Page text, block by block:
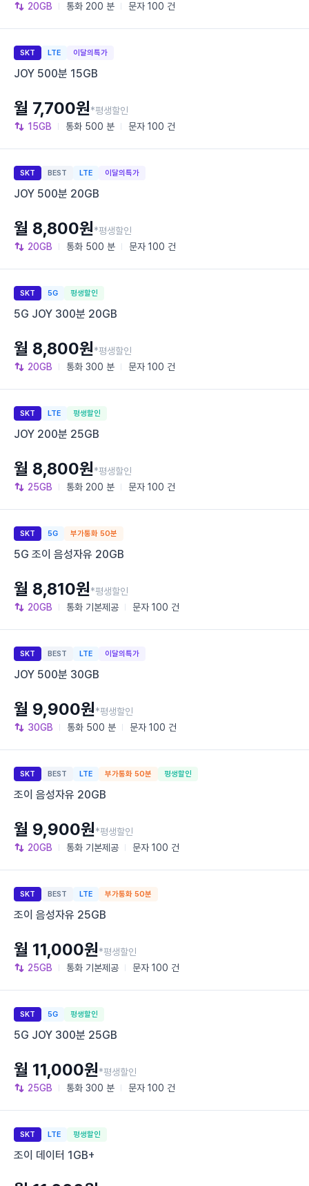
20GB 통화 200 분 문자 100 건
SKT LTE 이달의특가
JOY 500분 15GB
15GB 통화 500 분 문자 100 건
월 7,700원*평생할인
SKT BEST LTE 이달의특가
JOY 500분 20GB
20GB 통화 500 분 문자 100 건
월 8,800원*평생할인
SKT 5G 평생할인
5G JOY 300분 20GB
20GB 통화 300 분 문자 100 건
월 8,800원*평생할인
SKT LTE 평생할인
JOY 200분 25GB
25GB 통화 200 분 문자 100 건
월 8,800원*평생할인
SKT 5G 부가통화 50분
5G 조이 음성자유 20GB
20GB 통화 기본제공 문자 100 건
월 8,810원*평생할인
SKT BEST LTE 이달의특가
JOY 500분 30GB
30GB 통화 500 분 문자 100 건
월 9,900원*평생할인
SKT BEST LTE 부가통화 50분 평생할인
조이 음성자유 20GB
20GB 통화 기본제공 문자 100 건
월 9,900원*평생할인
SKT BEST LTE 부가통화 50분
조이 음성자유 25GB
25GB 통화 기본제공 문자 100 건
월 11,000원*평생할인
SKT 5G 평생할인
5G JOY 300분 25GB
25GB 통화 300 분 문자 100 건
월 11,000원*평생할인
SKT LTE 평생할인
조이 데이터 1GB+